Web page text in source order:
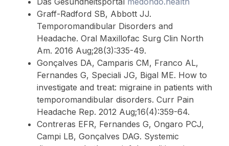
Graff-Radford SB, Abbott JJ.
Temporomandibular Disorders and
Headache. Oral Maxillofac Surg Clin North
Am. 2016 Aug;28(3):335-49.
Gonçalves DA, Camparis CM, Franco AL,
Fernandes G, Speciali JG, Bigal ME. How to
investigate and treat: migraine in patients with
temporomandibular disorders. Curr Pain
Headache Rep. 2012 Aug;16(4):359-64.
Contreras EFR, Fernandes G, Ongaro PCJ,
Campi LB, Gonçalves DAG. Systemic